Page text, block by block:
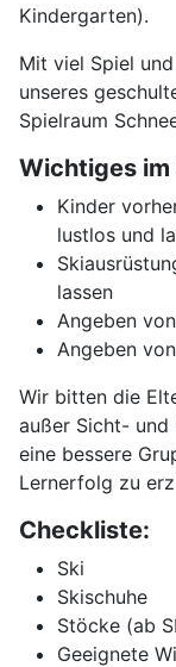
Kindergarten).
Mit viel Spiel
unseres
Spielraum
Wichtiges im
Kinder
lustlos und
lassen
Angeben
Angeben
Wir bitten die
außer Sicht- und
eine bessere
Lernerfolg zu
Checkliste:
Ski
Skischuhe
Stöcke (ab
Geeignete